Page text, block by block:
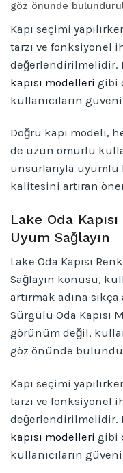
göz önünde
Kapı seçimi
tarzı ve fonksiyonel
değerlendirilmelidir.
kapısı modelleri gibi
kullanıcıların
Doğru kapı modeli,
de uzun ömürlü
unsurlarıyla uyumlu
kalitesini artıran
Lake Oda
Uyum Sağlayın
Lake Oda Kapısı
Sağlayın konusu,
artırmak adına sıkça
Sürgülü Oda Kapısı
görünüm değil,
göz önünde
Kapı seçimi
tarzı ve fonksiyonel
değerlendirilmelidir.
kapısı modelleri gibi
kullanıcıların